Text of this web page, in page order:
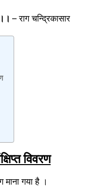
– राग चन्द्रिकासार
विवरण
माना गया है ।